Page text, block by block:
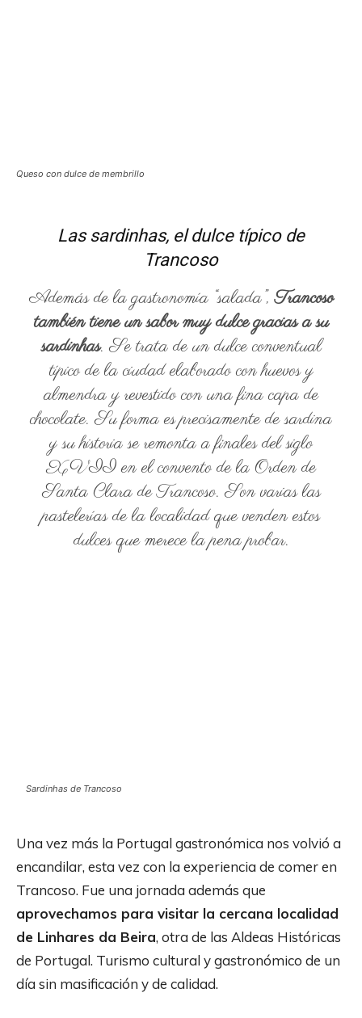
Queso con dulce de membrillo
Las sardinhas, el dulce típico de
Trancoso
Además de la gastronomía “salada”,Trancoso
también tiene un sabor muy dulce gracias a su
sardinhas. Se trata de un dulce conventual
típico de la ciudad elaborado con huevos y
almendra y revestido con una fina capa de
chocolate. Su forma es precisamente de sardina
y su historia se remonta a finales del siglo
XVII en el convento de la Orden de
Santa Clara de Trancoso. Son varias las
pastelerías de la localidad que venden estos
dulces que merece la pena probar.
Sardinhas de Trancoso
Una vez más la Portugal gastronómica nos volvió a
encandilar, esta vez con la experiencia de comer en
Trancoso. Fue una jornada además que
aprovechamos para visitar la cercana localidad
de Linhares da Beira, otra de las Aldeas Históricas
de Portugal. Turismo cultural y gastronómico de un
día sin masificación y de calidad.